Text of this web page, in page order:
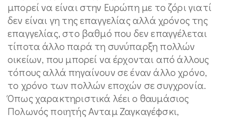
μπορεί να είναι στην Ευρώπη με το ζόρι γιατί
δεν είναι γη της επαγγελίας αλλά χρόνος της
επαγγελίας, στο βαθμό που δεν επαγγέλεται
τίποτα άλλο παρά τη συνύπαρξη πολλών
οικείων, που μπορεί να έρχονται από άλλους
τόπους αλλά πηγαίνουν σε έναν άλλο χρόνο,
το χρόνο των πολλών εποχών σε συγχρονία.
Όπως χαρακτηριστικά λέει ο θαυμάσιος
Πολωνός ποιητής Ανταμ Ζαγκαγέφσκι,